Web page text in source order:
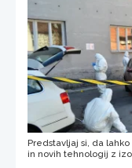
Predstavljaj si, da
in novih tehnologij z